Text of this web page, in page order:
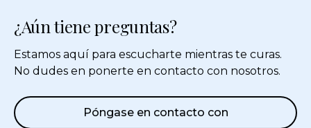
¿Aún tiene preguntas?
Estamos aquí para escucharte mientras te curas.
No dudes en ponerte en contacto con nosotros.
Póngase en contacto con